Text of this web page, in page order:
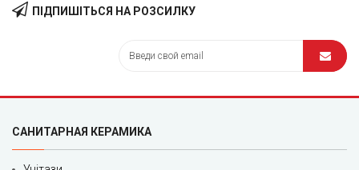
ПІДПИШІТЬСЯ НА РОЗСИЛКУ
САНИТАРНАЯ КЕРАМИКА